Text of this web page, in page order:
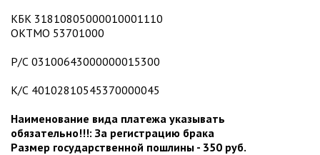
КБК 31810805000010001110
ОКТМО 53701000
Р/С 03100643000000015300
К/С 40102810545370000045
Наименование вида платежа указывать
обязательно!!!: За регистрацию брака
Размер государственной пошлины - 350 руб.